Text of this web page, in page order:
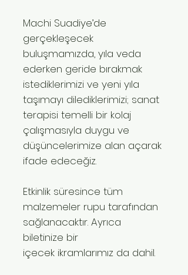
Machi Suadiye’de
gerçekleşecek
buluşmamızda, yıla veda
ederken geride bırakmak
istediklerimizi ve yeni yıla
taşımayı dilediklerimizi; sanat
terapisi temelli bir kolaj
çalışmasıyla duygu ve
düşüncelerimize alan açarak
ifade edeceğiz.
Etkinlik süresince tüm
malzemeler rupu tarafından
sağlanacaktır. Ayrıca
biletinize bir
içecek ikramlarımız da dahil.